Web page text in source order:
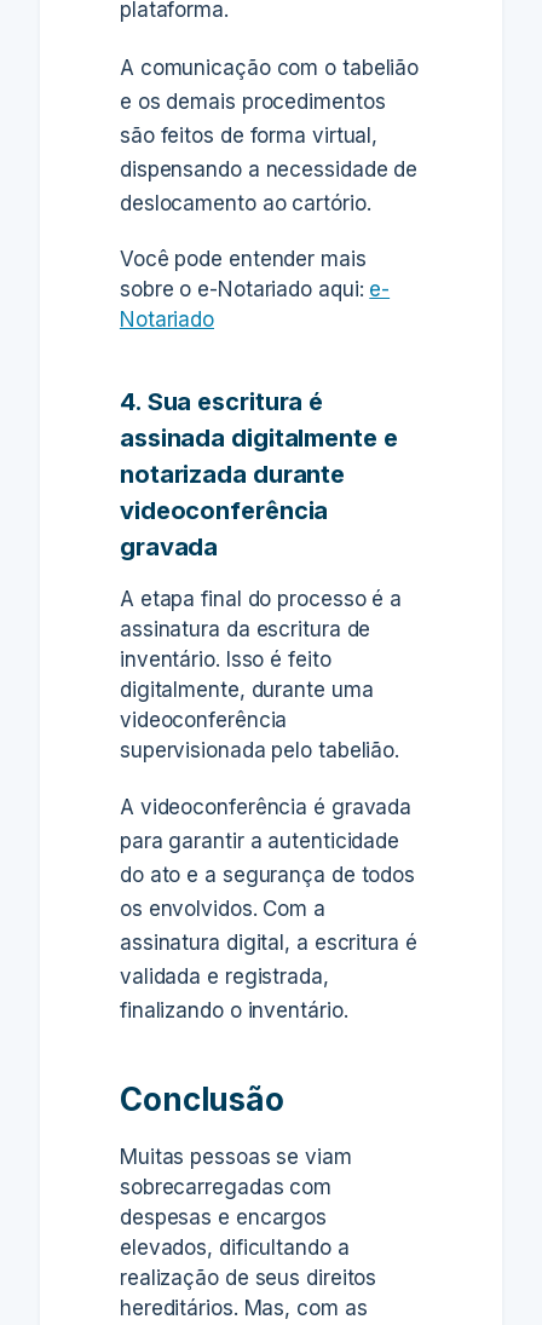
plataforma.
A comunicação com o tabelião
e os demais procedimentos
são feitos de forma virtual ,
dispensando a necessidade de
deslocamento ao cartório.
Você pode entender mais
sobre o e-Notariado aqui: e-
Notariado
4. Sua escritura é
assinada digitalmente e
notarizada durante
videoconferência
gravada
A etapa final do processo é a
assinatura da escritura de
inventário. Isso é feito
digitalmente, durante uma
videoconferência
supervisionada pelo tabelião.
A videoconferência é gravada
para garantir a autenticidade
do ato e a segurança de todos
os envolvidos. Com a
assinatura digital, a escritura é
validada e registrada,
finalizando o inventário.
Conclusão
Muitas pessoas se viam
sobrecarregadas com
despesas e encargos
elevados, dificultando a
realização de seus direitos
hereditários. Mas, com as